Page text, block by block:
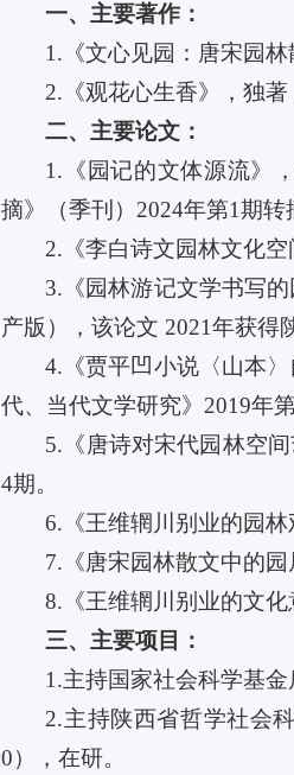
一、主要著作：
1.《文心见园：唐宋园
2.《观花心生香》，独著
二、主要论文：
1.《园记的文体源流》
摘》（季刊）2024年第1期转
2.《李白诗文园林文化空
3.《园林游记文学书写
产版），该论文 2021年获得
4.《贾平凹小说〈山本
代、当代文学研究》2019年
5.《唐诗对宋代园林空
4期。
6.《王维辋川别业的园林
7.《唐宋园林散文中的
8.《王维辋川别业的文
三、主要项目：
1.主持国家社会科学基
2.主持陕西省哲学社会
0），在研。